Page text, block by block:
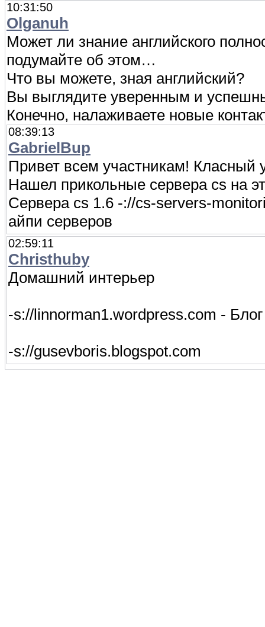
10:31:50
Olganuh
Может ли знание английского
подумайте об этом…
Что вы можете, зная английский?
Вы выглядите уверенным и
Конечно, налаживаете новые
08:39:13
GabrielBup
Привет всем участникам! Класный
Нашел прикольные сервера cs на
Сервера cs 1.6 -://cs-servers-
айпи серверов
02:59:11
Christhuby
Домашний интерьер
-s://linnorman1.wordpress.com -
-s://gusevboris.blogspot.com